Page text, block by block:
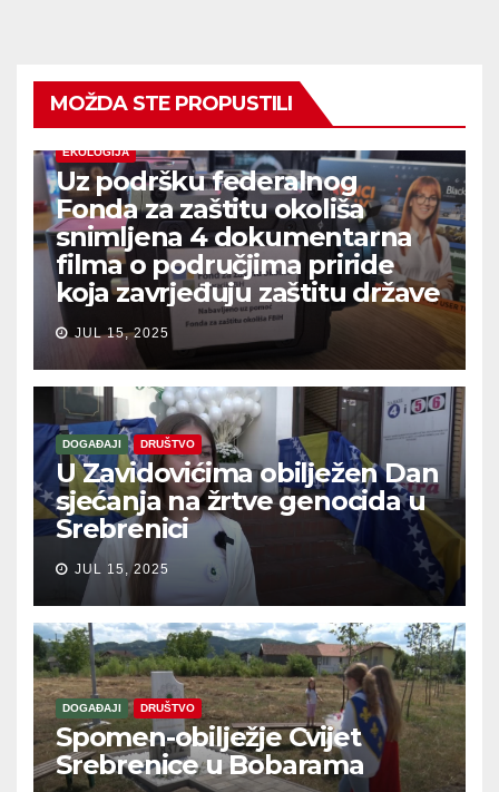
MOŽDA STE PROPUSTILI
EKOLOGIJA
Uz podršku federalnog
Fonda za zaštitu okoliša
snimljena 4 dokumentarna
filma o područjima priride
koja zavrjeđuju zaštitu države
JUL 15, 2025
DOGAĐAJI DRUŠTVO
U Zavidovićima obilježen Dan
sjećanja na žrtve genocida u
Srebrenici
JUL 15, 2025
DOGAĐAJI DRUŠTVO
Spomen-obilježje Cvijet
Srebrenice u Bobarama